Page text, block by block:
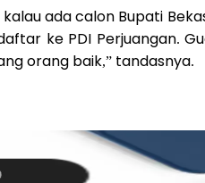
ada calon Bupati
ke PDI Perjuangan.
orang baik,” tandasnya.